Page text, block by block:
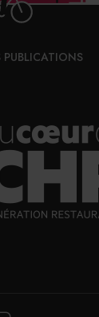
PUBLICATIONS